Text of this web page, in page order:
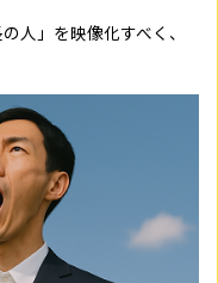
人」を映像化すべく、